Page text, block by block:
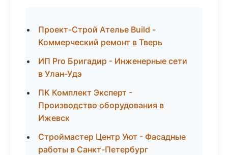
Проект-Строй Ателье Build -
Коммерческий ремонт в Тверь
ИП Pro Бригадир - Инженерные сети
в Улан-Удэ
ПК Комплект Эксперт -
Производство оборудования в
Ижевск
Строймастер Центр Уют - Фасадные
работы в Санкт-Петербург